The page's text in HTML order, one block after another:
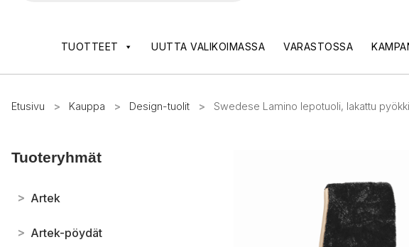
TUOTTEET UUTTA VALIKOIMASSA VARASTOSSA
Etusivu > Kauppa > Design-tuolit > Swedese Lamino lepotuoli, lakattu pyökki
Tuoteryhmät
> Artek
> Artek-pöydät